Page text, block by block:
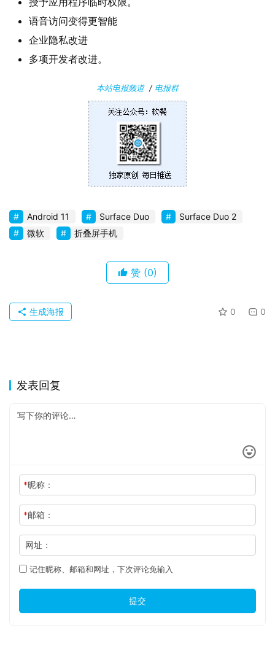
软
件
语音访问变得更智能
企业隐私改进
多项开发者改进。
本站电报频道/ 电报群
Android 11 Surface Duo
Surface Duo 2
微软
折叠屏手机
赞 (0)
0 0
生成海报
发表回复
*昵称：
*邮箱：
网址：
记住昵称、邮箱和网址，下次评论免输入
提交